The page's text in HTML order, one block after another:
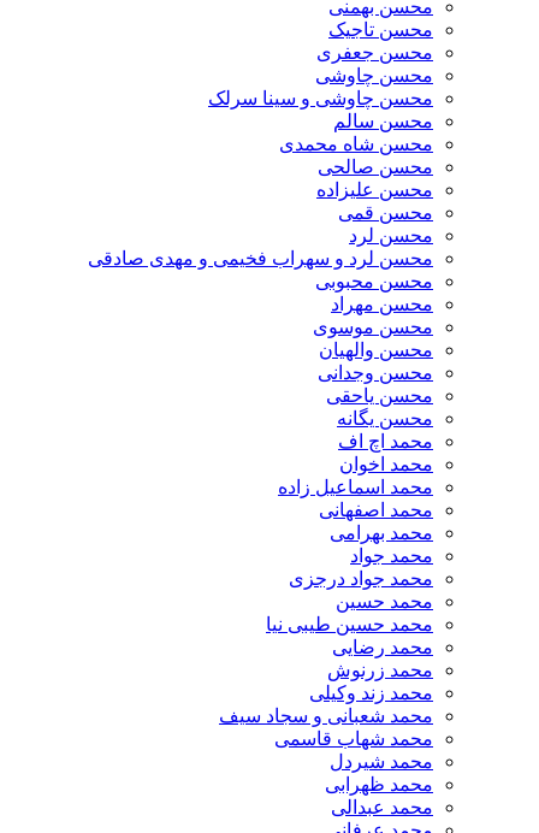
محسن بهمنی
محسن تاجیک
محسن جعفری
محسن چاوشی
محسن چاوشی و سینا سرلک
محسن سالم
محسن شاه محمدی
محسن صالحی
محسن علیزاده
محسن قمی
محسن لرد
محسن لرد و سهراب فخیمی و مهدی صادقی
محسن محبوبی
محسن مهراد
محسن موسوی
محسن والهیان
محسن وجدانی
محسن یاحقی
محسن یگانه
محمد اچ اف
محمد اخوان
محمد اسماعیل زاده
محمد اصفهانی
محمد بهرامی
محمد جواد
محمد جواد درجزی
محمد حسین
محمد حسین طیبی نیا
محمد رضایی
محمد زرنوش
محمد زند وکیلی
محمد شعبانی و سجاد سیف
محمد شهاب قاسمی
​محمد شیردل
محمد ظهرابی
محمد عبدالی